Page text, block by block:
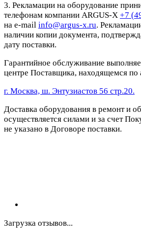
3. Рекламации на оборудование
телефонам компании ARGUS-X +7
на e-mail info@argus-x.ru.
наличии копии документа,
дату поставки.
Гарантийное обслуживание
центре Поставщика, находящемся по
г. Москва, ш. Энтузиастов 56 стр.20.
Доставка оборудования в ремонт и
осуществляется силами и за счет
не указано в Договоре поставки.
Загрузка отзывов...